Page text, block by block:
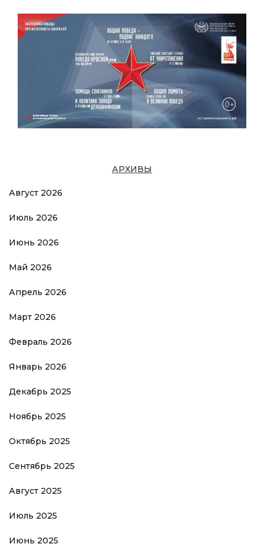
АРХИВЫ
Август 2026
Июль 2026
Июнь 2026
Май 2026
Апрель 2026
Март 2026
Февраль 2026
Январь 2026
Декабрь 2025
Ноябрь 2025
Октябрь 2025
Сентябрь 2025
Август 2025
Июль 2025
Июнь 2025